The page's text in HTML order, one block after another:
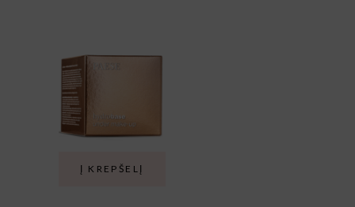
Į KREPŠELĮ